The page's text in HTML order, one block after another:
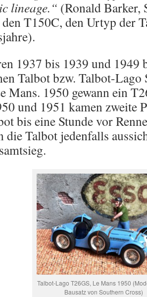
lineage.“ (Ronald Barker,
T150C, den Urtyp der
1937 bis 1939 und 1949
Talbot bzw. Talbot-Lago
Mans. 1950 gewann ein
und 1951 kamen zweite
bis eine Stunde vor
die Talbot jedenfalls
Talbot-Lago T26GS, Le Mans 1950
Bausatz von Southern Cross)